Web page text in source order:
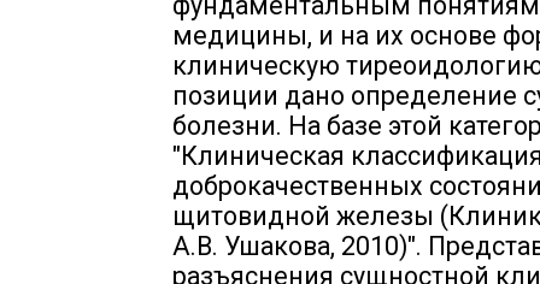
медицины, и на их основе
клиническую
позиции дано определение
болезни. На базе этой
"Клиническая
доброкачественных
щитовидной железы
А.В. Ушакова, 2010)".
разъяснения сущностной